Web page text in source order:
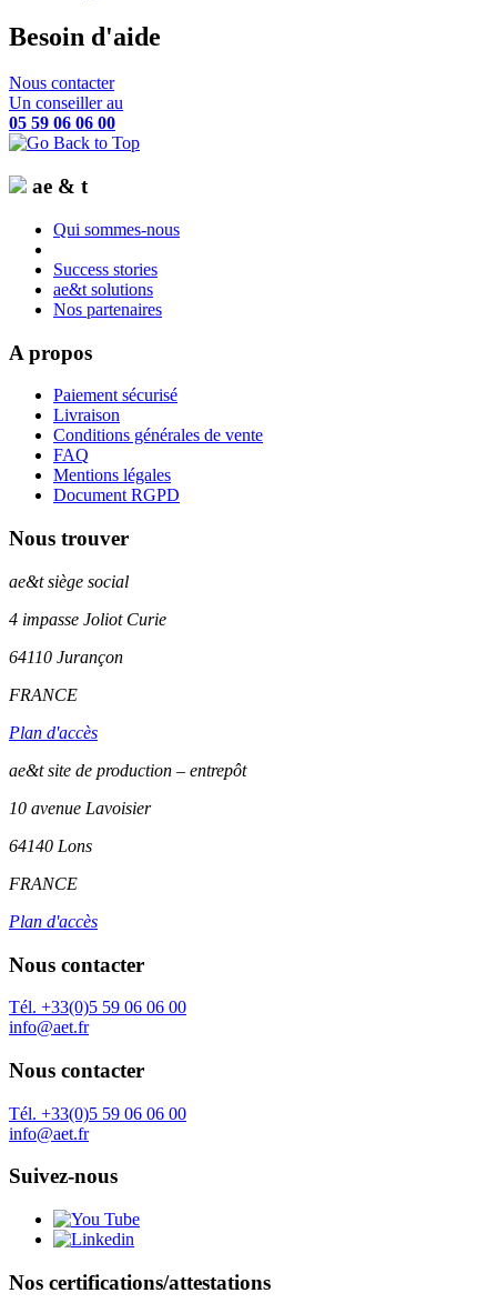
Besoin d'aide
Nous contacter
Un conseiller au
05 59 06 06 00
ae & t
Qui sommes-nous
Success stories
ae&t solutions
Nos partenaires
A propos
Paiement sécurisé
Livraison
Conditions générales de vente
FAQ
Mentions légales
Document RGPD
Nous trouver
ae&tsiège social
4 impasse Joliot Curie
64110 Jurançon
FRANCE
Plan d'accès
ae&t site de production – entrepôt
10 avenue Lavoisier
64140 Lons
FRANCE
Plan d'accès
Nous contacter
Tél. +33(0)5 59 06 06 00
info@aet.fr
Nous contacter
Tél. +33(0)5 59 06 06 00
info@aet.fr
Suivez-nous
Nos certifications/attestations